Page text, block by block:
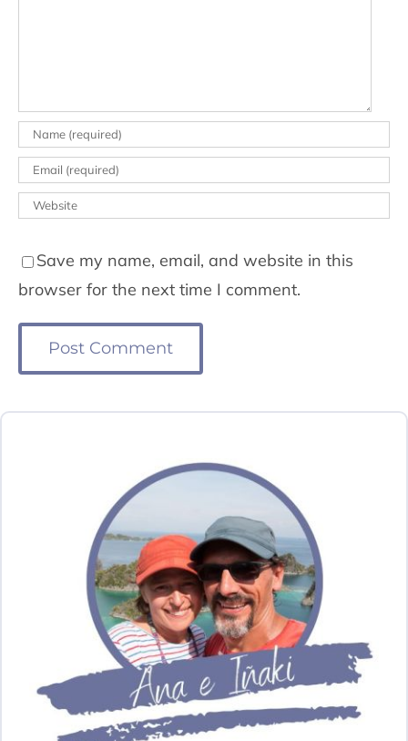
Save my name, email, and website in this
browser for the next time I comment.